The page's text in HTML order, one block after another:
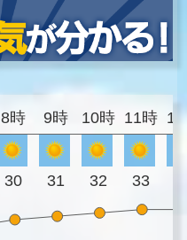
8時 9時 10時 11時
30 31 32 33